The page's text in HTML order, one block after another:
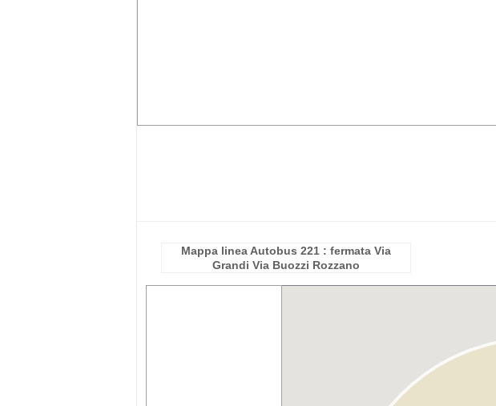
Mappa linea Autobus 221 : fermata Via
Grandi Via Buozzi Rozzano